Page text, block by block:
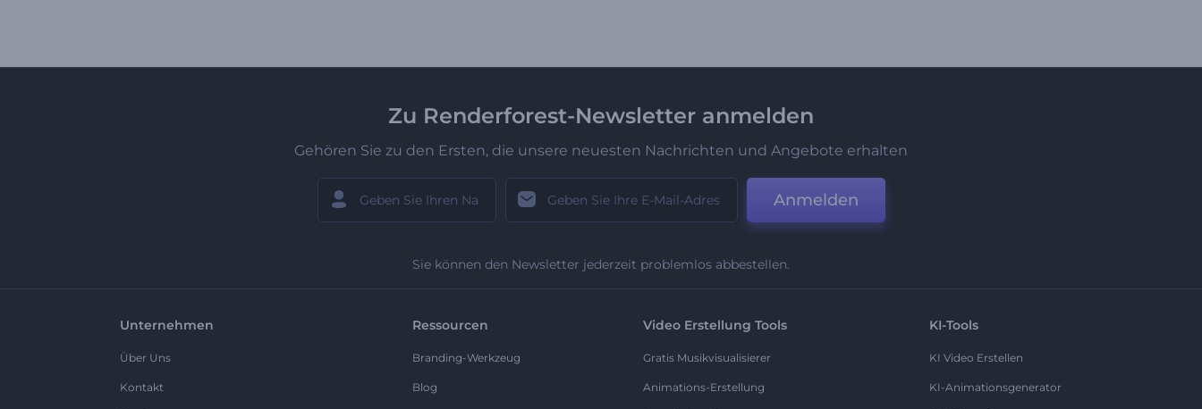
Zu Renderforest-Newsletter anmelden
Gehören Sie zu den Ersten, die unsere neuesten Nachrichten und Angebote erhalten
Anmelden
Sie können den Newsletter jederzeit problemlos abbestellen.
Unternehmen
Über Uns
Kontakt
Ressourcen
Branding-Werkzeug
Blog
Video Erstellung Tools
Gratis Musikvisualisierer
Animations-Erstellung
KI-Tools
KI Video Erstellen
KI-Animationsgenerator